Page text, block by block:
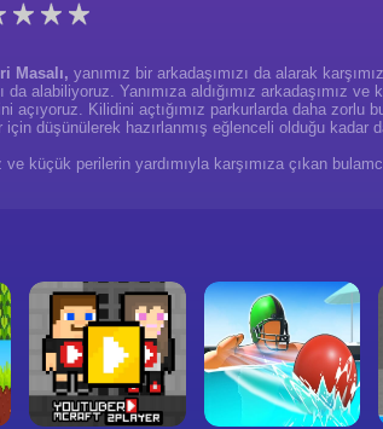
Masalı, yanımız bir arkadaşımızı da alarak
da alabiliyoruz. Yanımıza aldığımız arkadaşımız
açıyoruz. Kilidini açtığımız parkurlarda daha
için düşünülerek hazırlanmış eğlenceli olduğu kadar
ve küçük perilerin yardımıyla karşımıza çıkan